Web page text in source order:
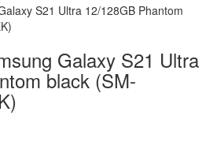
Galaxy S21 Ultra
black (SM-